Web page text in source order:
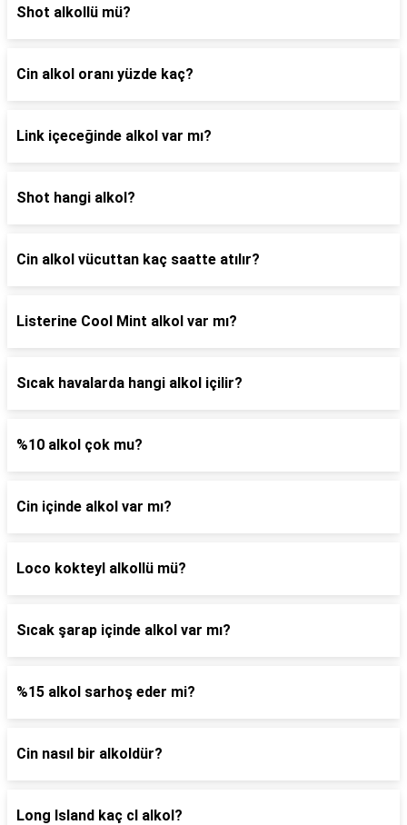
Shot alkollü mü?
Cin alkol oranı yüzde kaç?
Link içeceğinde alkol var mı?
Shot hangi alkol?
Cin alkol vücuttan kaç saatte atılır?
Listerine Cool Mint alkol var mı?
Sıcak havalarda hangi alkol içilir?
%10 alkol çok mu?
Cin içinde alkol var mı?
Loco kokteyl alkollü mü?
Sıcak şarap içinde alkol var mı?
%15 alkol sarhoş eder mi?
Cin nasıl bir alkoldür?
Long Island kaç cl alkol?